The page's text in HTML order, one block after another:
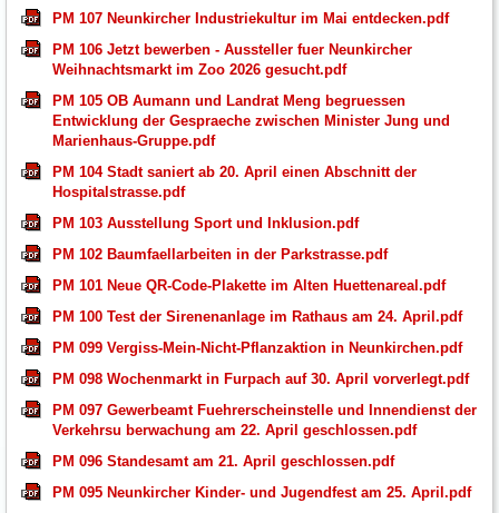
PM 107 Neunkircher Industriekultur im Mai entdecken.pdf
PM 106 Jetzt bewerben - Aussteller fuer Neunkircher
Weihnachtsmarkt im Zoo 2026 gesucht.pdf
PM 105 OB Aumann und Landrat Meng begruessen
Entwicklung der Gespraeche zwischen Minister Jung und
Marienhaus-Gruppe.pdf
PM 104 Stadt saniert ab 20. April einen Abschnitt der
Hospitalstrasse.pdf
PM 103 Ausstellung Sport und Inklusion.pdf
PM 102 Baumfaellarbeiten in der Parkstrasse.pdf
PM 101 Neue QR-Code-Plakette im Alten Huettenareal.pdf
PM 100 Test der Sirenenanlage im Rathaus am 24. April.pdf
PM 099 Vergiss-Mein-Nicht-Pflanzaktion in Neunkirchen.pdf
PM 098 Wochenmarkt in Furpach auf 30. April vorverlegt.pdf
PM 097 Gewerbeamt Fuehrerscheinstelle und Innendienst der
Verkehrsu berwachung am 22. April geschlossen.pdf
PM 096 Standesamt am 21. April geschlossen.pdf
PM 095 Neunkircher Kinder- und Jugendfest am 25. April.pdf